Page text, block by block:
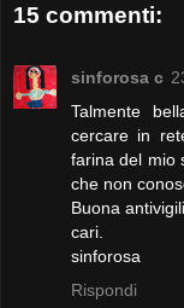
15 commenti:
sinforosa c
Talmente
cercare in
farina del mio
che non
Buona
cari.
sinforosa
Rispondi